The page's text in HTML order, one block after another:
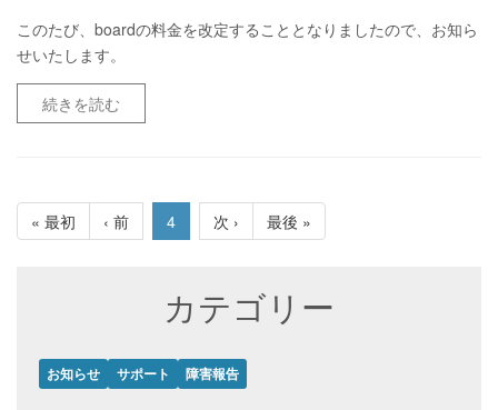
このたび、boardの料金を改定することとなりましたので、お知ら
せいたします。
続きを読む
« 最初 ‹ 前 4 次 › 最後 »
カテゴリー
お知らせ サポート 障害報告